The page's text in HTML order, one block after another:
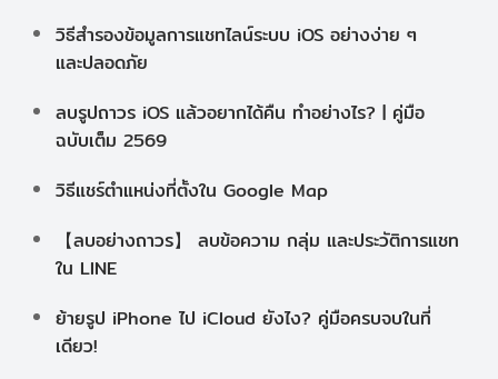
วิธีสํารองข้อมูลการแชทไลน์ระบบ iOS อย่างง่าย ๆ
และปลอดภัย
ลบรูปถาวร iOS แล้วอยากได้คืน ทำอย่างไร? | คู่มือ
ฉบับเต็ม 2569
วิธีแชร์ตำแหน่งที่ตั้งใน Google Map
【ลบอย่างถาวร】 ลบข้อความ กลุ่ม และประวัติการแชท
ใน LINE
ย้ายรูป iPhone ไป iCloud ยังไง? คู่มือครบจบในที่
เดียว!